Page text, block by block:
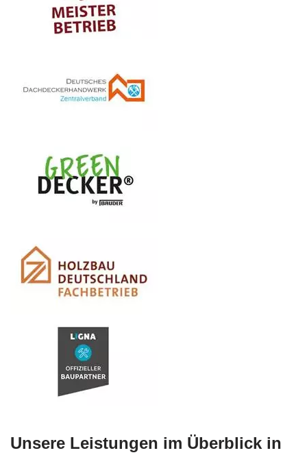
Unsere Leistungen im Überblick in